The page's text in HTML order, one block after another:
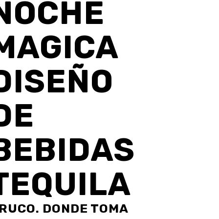
DONDE TOMA